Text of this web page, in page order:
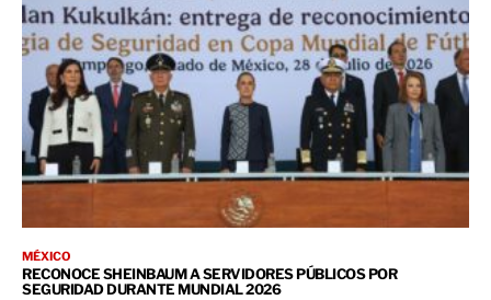
MÉXICO
RECONOCE SHEINBAUM A SERVIDORES PÚBLICOS POR
SEGURIDAD DURANTE MUNDIAL 2026